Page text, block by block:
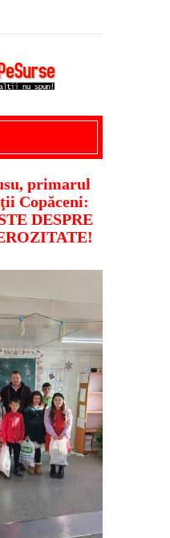
– actualitate giurgiu,
stiri politice, social
giurgiu, dezvaluiri,
stiri locale
primarul
Copăceni:
DESPRE